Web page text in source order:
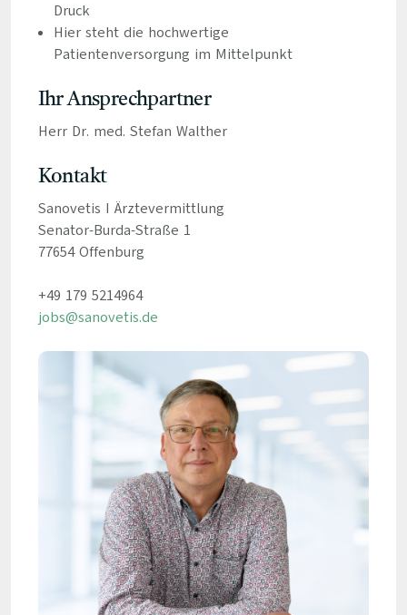
Druck
Hier steht die hochwertige
Patientenversorgung im Mittelpunkt
Ihr Ansprechpartner
Herr Dr. med. Stefan Walther
Kontakt
Sanovetis I Ärztevermittlung
Senator-Burda-Straße 1
77654 Offenburg
+49 179 5214964
jobs@sanovetis.de